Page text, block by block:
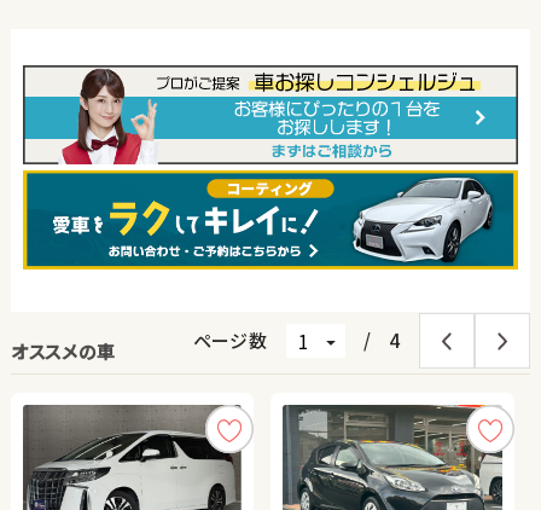
オススメの車 ページ数 / 4